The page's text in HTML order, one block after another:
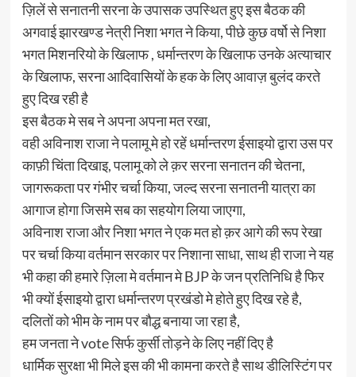
ज़िलें से सनातनी सरना के उपासक उपस्थित हुए इस बैठक की
अगवाई झारखण्ड नेत्री निशा भगत ने किया, पीछे कुछ वर्षो से निशा
भगत मिशनरियो के खिलाफ , धर्मान्तरण के खिलाफ उनके अत्याचार
के खिलाफ, सरना आदिवासियों के हक के लिए आवाज़ बुलंद करते
हुए दिख रही है
इस बैठक मे सब ने अपना अपना मत रखा,
वही अविनाश राजा ने पलामू मे हो रहें धर्मान्तरण ईसाइयो द्वारा उस पर
काफ़ी चिंता दिखाइ, पलामू को ले क़र सरना सनातन की चेतना,
जागरूकता पर गंभीर चर्चा किया, जल्द सरना सनातनी यात्रा का
आगाज होगा जिसमे सब का सहयोग लिया जाएगा,
अविनाश राजा और निशा भगत ने एक मत हो क़र आगे की रूप रेखा
पर चर्चा किया वर्तमान सरकार पर निशाना साधा, साथ ही राजा ने यह
भी कहा की हमारे ज़िला मे वर्तमान मे BJP के जन प्रतिनिधि है फिर
भी क्यों ईसाइयो द्वारा धर्मान्तरण प्रखंडो मे होते हुए दिख रहे है,
दलितों को भीम के नाम पर बौद्ध बनाया जा रहा है,
हम जनता ने vote सिर्फ कुर्सी तोड़ने के लिए नहीं दिए है
धार्मिक सुरक्षा भी मिले इस की भी कामना करते है साथ डीलिस्टिंग पर